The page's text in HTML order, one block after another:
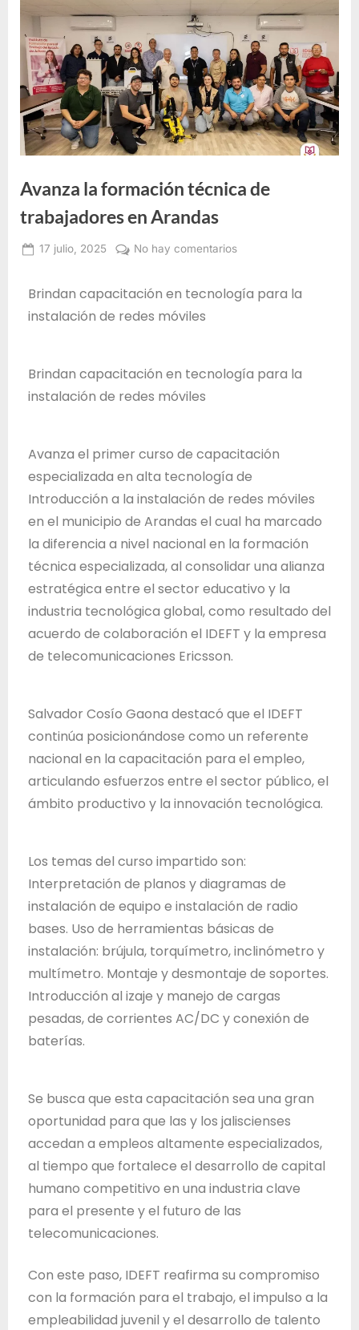
e
F
o
r
m
a
c
ó
n
a
a
e
T
r
a
j
o
d
e
l
E
s
t
a
e
s
c
o
Avanza la formación técnica de
trabajadores en Arandas
17 julio, 2025
No hay comentarios
Brindan capacitación en tecnología para la
instalación de redes móviles
Brindan capacitación en tecnología para la
instalación de redes móviles
Avanza el primer curso de capacitación
especializada en alta tecnología de
Introducción a la instalación de redes móviles
en el municipio de Arandas el cual ha marcado
la diferencia a nivel nacional en la formación
técnica especializada, al consolidar una alianza
estratégica entre el sector educativo y la
industria tecnológica global, como resultado del
acuerdo de colaboración el IDEFT y la empresa
de telecomunicaciones Ericsson.
Salvador Cosío Gaona destacó que el IDEFT
continúa posicionándose como un referente
nacional en la capacitación para el empleo,
articulando esfuerzos entre el sector público, el
ámbito productivo y la innovación tecnológica.
Los temas del curso impartido son:
Interpretación de planos y diagramas de
instalación de equipo e instalación de radio
bases. Uso de herramientas básicas de
instalación: brújula, torquímetro, inclinómetro y
multímetro. Montaje y desmontaje de soportes.
Introducción al izaje y manejo de cargas
pesadas, de corrientes AC/DC y conexión de
baterías.
Se busca que esta capacitación sea una gran
oportunidad para que las y los jaliscienses
accedan a empleos altamente especializados,
al tiempo que fortalece el desarrollo de capital
humano competitivo en una industria clave
para el presente y el futuro de las
telecomunicaciones.
Con este paso, IDEFT reafirma su compromiso
con la formación para el trabajo, el impulso a la
empleabilidad juvenil y el desarrollo de talento